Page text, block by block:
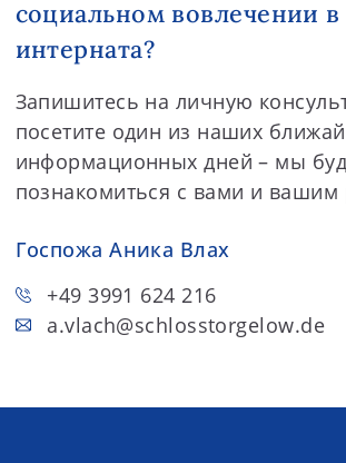
социальном вовлечении
интерната?
Запишитесь на личную
посетите один из наших
информационных дней – мы
познакомиться с вами и вашим
Госпожа Аника Влах
+49 3991 624 216
a.vlach@schlosstorgelow.de